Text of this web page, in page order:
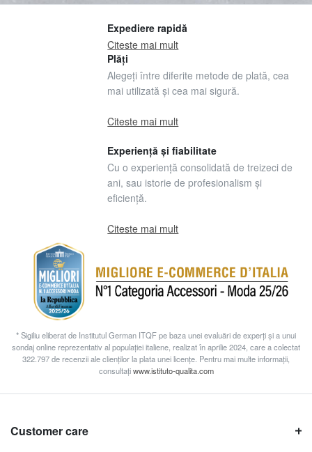
Expediere rapidă
Citeste mai mult
Plăți
Alegeți între diferite metode de plată, cea
mai utilizată și cea mai sigură.
Citeste mai mult
Experiență și fiabilitate
Cu o experiență consolidată de treizeci de
ani, sau istorie de profesionalism și
eficiență.
Citeste mai mult
* Sigiliu eliberat de Institutul German ITQF pe baza unei evaluări de experți și a unui
sondaj online reprezentativ al populației italiene, realizat în aprilie 2024, care a colectat
322.797 de recenzii ale clienților la plata unei licențe. Pentru mai multe informații,
consultațiwww.istituto-qualita.com
Customer care